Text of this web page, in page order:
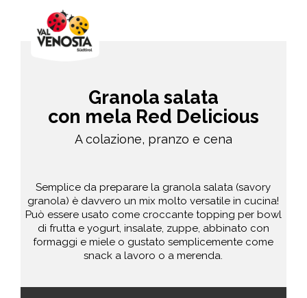
Granola salata
con mela Red Delicious
A colazione, pranzo e cena
Semplice da preparare la granola salata (savory
granola) è davvero un mix molto versatile in cucina!
Può essere usato come croccante topping per bowl
di frutta e yogurt, insalate, zuppe, abbinato con
formaggi e miele o gustato semplicemente come
snack a lavoro o a merenda.